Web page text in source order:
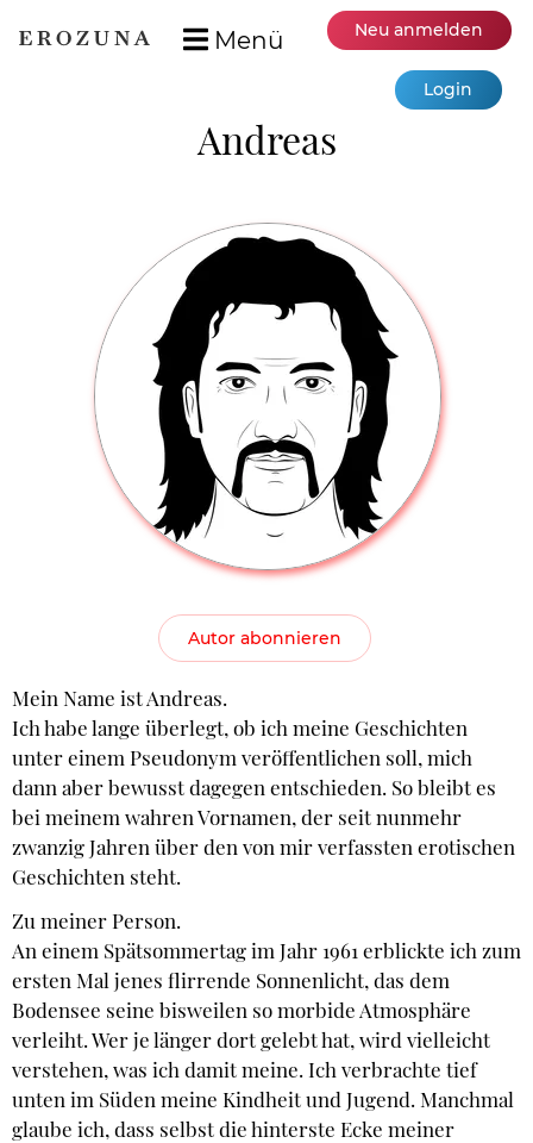
Menü Neu anmelden
Login
Andreas
Autor abonnieren
Mein Name ist Andreas.
Ich habe lange überlegt, ob ich meine Geschichten
unter einem Pseudonym veröffentlichen soll, mich
dann aber bewusst dagegen entschieden. So bleibt es
bei meinem wahren Vornamen, der seit nunmehr
zwanzig Jahren über den von mir verfassten erotischen
Geschichten steht.
Zu meiner Person.
An einem Spätsommertag im Jahr 1961 erblickte ich zum
ersten Mal jenes flirrende Sonnenlicht, das dem
Bodensee seine bisweilen so morbide Atmosphäre
verleiht. Wer je länger dort gelebt hat, wird vielleicht
verstehen, was ich damit meine. Ich verbrachte tief
unten im Süden meine Kindheit und Jugend. Manchmal
glaube ich, dass selbst die hinterste Ecke meiner